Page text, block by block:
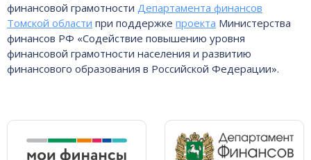
финансовой грамотности Департамента финансов
Томской области при поддержке проекта Министерства
финансов РФ «Содействие повышению уровня
финансовой грамотности населения и развитию
финансового образования в Российской Федерации».